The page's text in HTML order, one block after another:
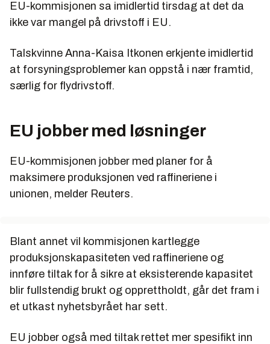
EU-kommisjonen sa imidlertid tirsdag at det da
ikke var mangel på drivstoff i EU.
Talskvinne Anna-Kaisa Itkonen erkjente imidlertid
at forsyningsproblemer kan oppstå i nær framtid,
særlig for flydrivstoff.
EU jobber med løsninger
EU-kommisjonen jobber med planer for å
maksimere produksjonen ved raffineriene i
unionen, melder Reuters.
Blant annet vil kommisjonen kartlegge
produksjonskapasiteten ved raffineriene og
innføre tiltak for å sikre at eksisterende kapasitet
blir fullstendig brukt og opprettholdt, går det fram i
et utkast nyhetsbyrået har sett.
EU jobber også med tiltak rettet mer spesifikt inn